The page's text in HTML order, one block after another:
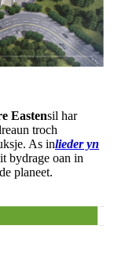
Eastensil har
troch
As inlieder yn
bydrage oan in
planeet.